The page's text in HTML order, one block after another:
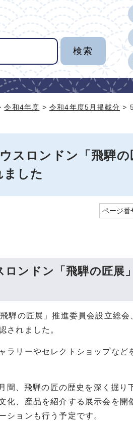
令和4年度 >令和4年度5月掲載分 >
スロンドン「飛騨
した
ページ
ンドン「飛騨の匠展
騨の匠展」推進委員会設立総会
されました。
ラリーやセレクトショップなど
、飛騨の匠の歴史を深く掘り
、産品を紹介する展示会を開
ションも行う予定です。